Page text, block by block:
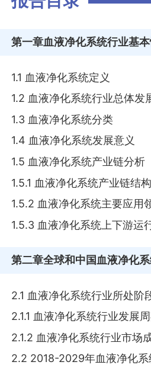
第一章血液净化系统行业基
1.1 血液净化系统定义
1.2 血液净化系统行业总体发
1.3 血液净化系统分类
1.4 血液净化系统发展意义
1.5 血液净化系统产业链分析
1.5.1 血液净化系统产业链结构
1.5.2 血液净化系统主要应用
1.5.3 血液净化系统上下游运
第二章全球和中国血液净化
2.1 血液净化系统行业所处阶
2.1.1 血液净化系统行业发展
2.1.2 血液净化系统行业市场
2.2 2018-2029年血液净化